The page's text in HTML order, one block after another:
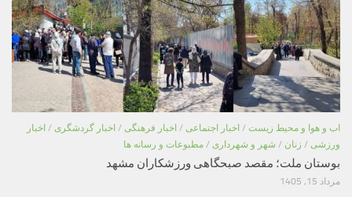
اب و هوا و محیط زیست / اخبار اجتماعی / اخبار فرهنگی / اخبار گردشگری / اخبار
ورزشی / زنان / شهر و شهرداری / مطبوعات و رسانه ها
بوستان ملت؛ مقصد صبحگاهی ورزشکاران مشهد
مرداد 15, 1405